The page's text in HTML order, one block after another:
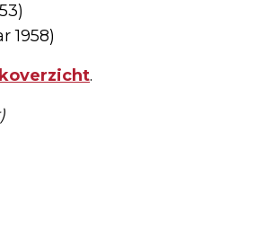
1958)
.